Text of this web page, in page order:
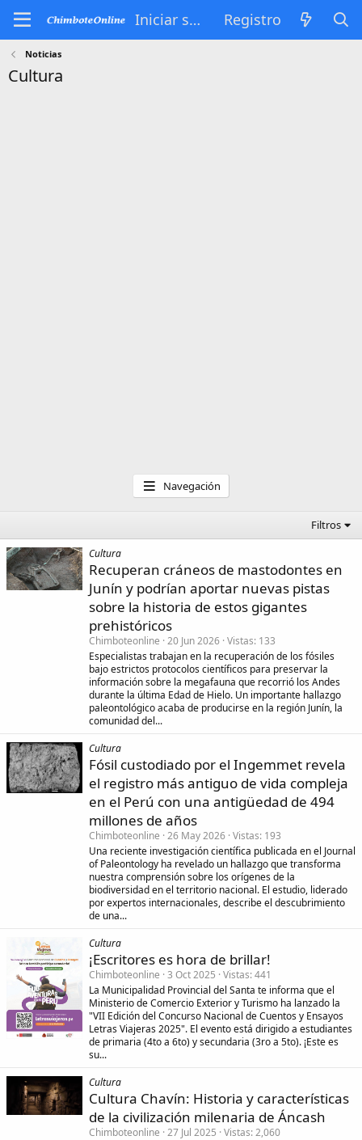
Iniciar sesión Registro
Noticias
Cultura
Navegación
Filtros
Cultura
Recuperan cráneos de mastodontes en
Junín y podrían aportar nuevas pistas
sobre la historia de estos gigantes
prehistóricos
Chimboteonline 20 Jun 2026 Vistas 133
Especialistas trabajan en la recuperación de los fósiles
bajo estrictos protocolos científicos para preservar la
información sobre la megafauna que recorrió los Andes
durante la última Edad de Hielo. Un importante hallazgo
paleontológico acaba de producirse en la región Junín, la
comunidad del...
Cultura
Fósil custodiado por el Ingemmet revela
el registro más antiguo de vida compleja
en el Perú con una antigüedad de 494
millones de años
Chimboteonline 26 May 2026 Vistas 193
Una reciente investigación científica publicada en el Journal
of Paleontology ha revelado un hallazgo que transforma
nuestra comprensión sobre los orígenes de la
biodiversidad en el territorio nacional. El estudio, liderado
por expertos internacionales, describe el descubrimiento
de una...
Cultura
¡Escritores es hora de brillar!
Chimboteonline 3 Oct 2025 Vistas 441
La Municipalidad Provincial del Santa te informa que el
Ministerio de Comercio Exterior y Turismo ha lanzado la
"VII Edición del Concurso Nacional de Cuentos y Ensayos
Letras Viajeras 2025". El evento está dirigido a estudiantes
de primaria (4to a 6to) y secundaria (3ro a 5to). ¡Este es
su...
Cultura
Cultura Chavín: Historia y características
de la civilización milenaria de Áncash
Chimboteonline 27 Jul 2025 Vistas 2,060